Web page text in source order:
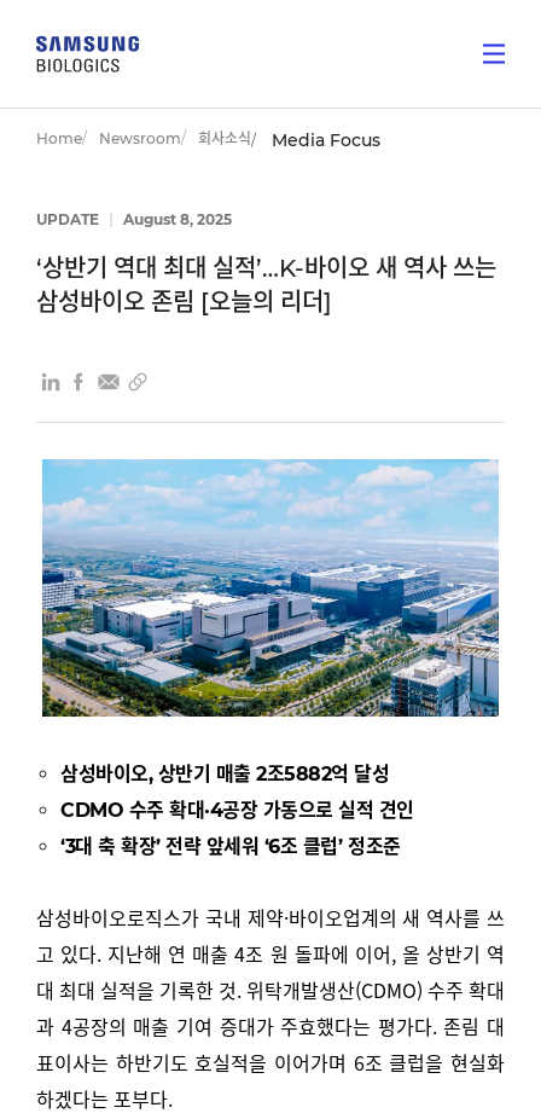
Home Newsroom 회사소식 Media Focus
UPDATE August 8, 2025
‘상반기 역대 최대 실적’…K-바이오 새 역사 쓰는
삼성바이오 존림 [오늘의 리더]
삼성바이오, 상반기 매출 2조5882억 달성
CDMO 수주 확대·4공장 가동으로 실적 견인
‘3대 축 확장’ 전략 앞세워 ‘6조 클럽’ 정조준
삼성바이오로직스가 국내 제약·바이오업계의 새 역사를 쓰
고 있다. 지난해 연 매출 4조 원 돌파에 이어, 올 상반기 역
대 최대 실적을 기록한 것. 위탁개발생산(CDMO) 수주 확대
과 4공장의 매출 기여 증대가 주효했다는 평가다. 존림 대
표이사는 하반기도 호실적을 이어가며 6조 클럽을 현실화
하겠다는 포부다.